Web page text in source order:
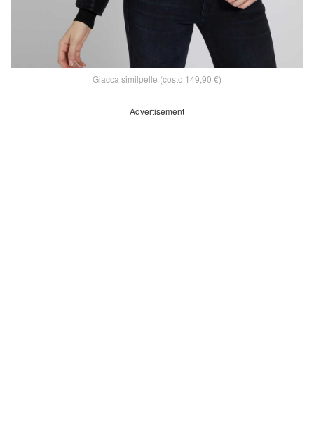
Giacca similpelle (costo 149,90 €)
Advertisement